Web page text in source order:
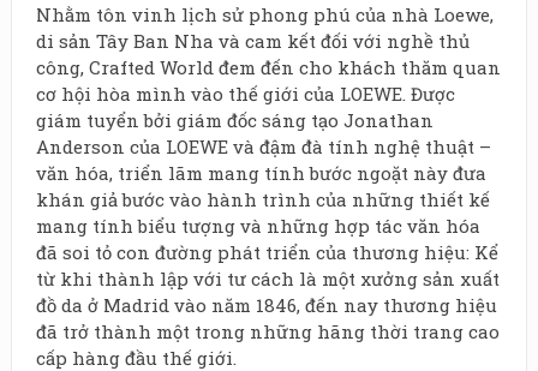
Nhằm tôn vinh lịch sử phong phú của nhà Loewe,
di sản Tây Ban Nha và cam kết đối với nghề thủ
công, Crafted World đem đến cho khách thăm quan
cơ hội hòa mình vào thế giới của LOEWE. Được
giám tuyển bởi giám đốc sáng tạo Jonathan
Anderson của LOEWE và đậm đà tính nghệ thuật –
văn hóa, triển lãm mang tính bước ngoặt này đưa
khán giả bước vào hành trình của những thiết kế
mang tính biểu tượng và những hợp tác văn hóa
đã soi tỏ con đường phát triển của thương hiệu: Kể
từ khi thành lập với tư cách là một xưởng sản xuất
đồ da ở Madrid vào năm 1846, đến nay thương hiệu
đã trở thành một trong những hãng thời trang cao
cấp hàng đầu thế giới.